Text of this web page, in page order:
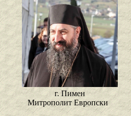
г. Пимен
Митрополит Европски